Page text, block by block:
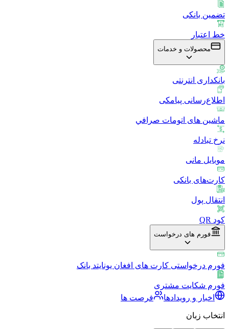
تضمین بانکی
خط اعتبار
محصولات و خدمات
بانکداری انترنتی
اطلاع‌رسانی پیامکی
ماشین های اتومات صرافي
نرخ تبادله
موبایل مانی
کارت‌های بانکی
انتقال پول
کود QR
فورم های درخواست
فورم درخواستی کارت های افغان یونایتد بانک
فورم شکایت مشتری
اخبار و رویدادها
فرصت ها
انتخاب زبان